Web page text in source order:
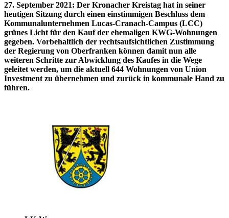
27. September 2021: Der Kronacher Kreistag hat in seiner
heutigen Sitzung durch einen einstimmigen Beschluss dem
Kommunalunternehmen Lucas-Cranach-Campus (LCC)
grünes Licht für den Kauf der ehemaligen KWG-Wohnungen
gegeben. Vorbehaltlich der rechtsaufsichtlichen Zustimmung
der Regierung von Oberfranken können damit nun alle
weiteren Schritte zur Abwicklung des Kaufes in die Wege
geleitet werden, um die aktuell 644 Wohnungen von Union
Investment zu übernehmen und zurück in kommunale Hand zu
führen.